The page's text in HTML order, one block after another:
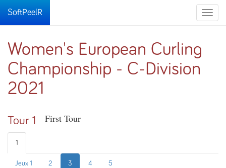
Toggle
SoftPeelR
Women's European Curling
Championship - C-Division
2021
Tour 1 First Tour
1
Jeux 1 2 3 4 5